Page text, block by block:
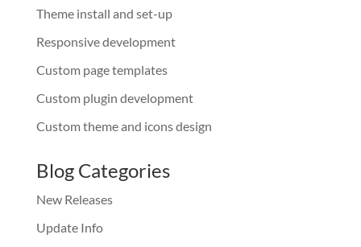
Theme install and set-up
Responsive development
Custom page templates
Custom plugin development
Custom theme and icons design
Blog Categories
New Releases
Update Info